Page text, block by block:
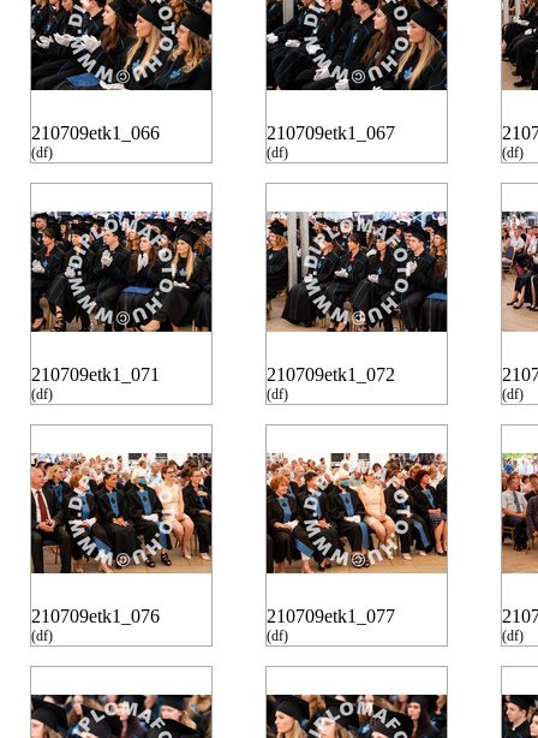
210709etk1_066
(df)
210709etk1_067
(df) (df)
210709etk1_071
(df)
210709etk1_072
(df) (df)
210709etk1_076
(df)
210709etk1_077
(df) (df)